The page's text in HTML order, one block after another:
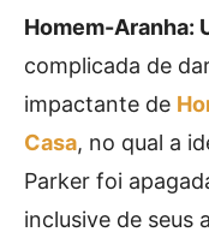
Homem-Aranha:
complicada de
impactante de
Casa, no qual a
Parker foi
inclusive de seus